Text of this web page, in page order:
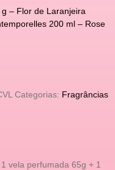
– Flor de Laranjeira
200 ml – Rose
Categorias: Fragrâncias
vela perfumada 65g + 1